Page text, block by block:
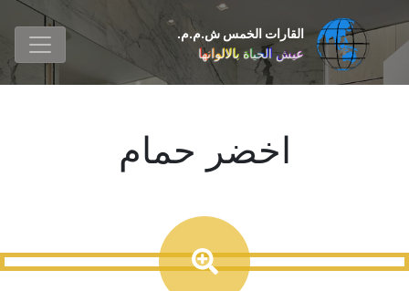
القارات الخمس ش.م.م.
عيش الحياة بالالوانها
اخضر حمام